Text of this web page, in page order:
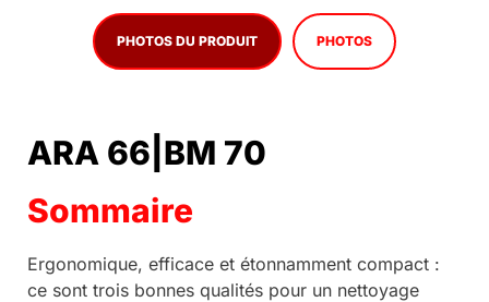
PHOTOS DU PRODUIT PHOTOS
ARA 66|BM 70
Sommaire
Ergonomique, efficace et étonnamment compact :
ce sont trois bonnes qualités pour un nettoyage